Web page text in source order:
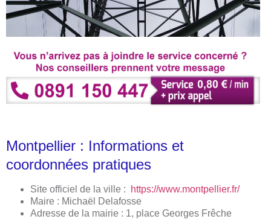
Montpellier : Informations et
coordonnées pratiques
Site officiel de la ville :
https://www.montpellier.fr/
Maire : Michaël Delafosse
Adresse de la mairie : 1, place Georges Frêche